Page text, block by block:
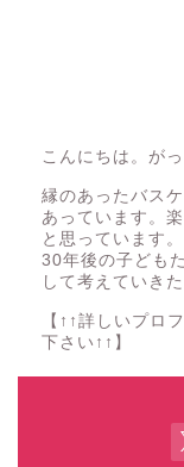
こんにちは。が
縁のあったバス
あっています。
と思っています。
30年後の子ども
して考えていき
【↑↑詳しいプロ
下さい↑↑】